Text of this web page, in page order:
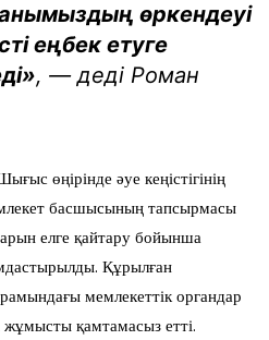
өркендеуі
еңбек етуге
, — деді Роман
өңірінде әуе кеңістігінің
басшысының тапсырмасы
елге қайтару бойынша
Құрылған
мемлекеттік органдар
жұмысты қамтамасыз етті.